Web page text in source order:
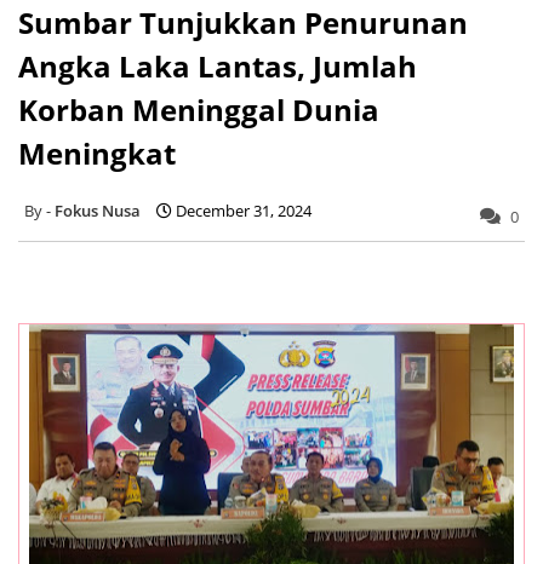
Sumbar Tunjukkan Penurunan
Angka Laka Lantas, Jumlah
Korban Meninggal Dunia
Meningkat
Fokus Nusa December 31, 2024 0